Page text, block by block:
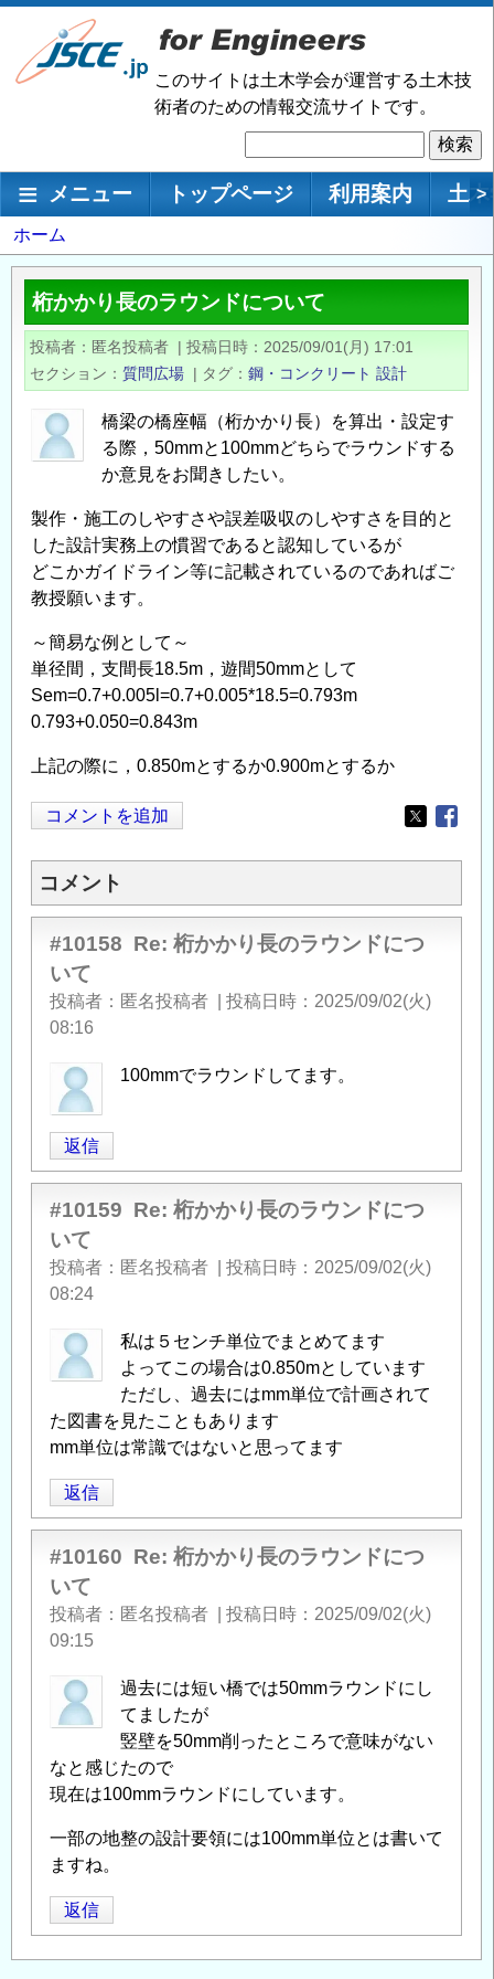
メ
ン
移
このサイトは土木学会が運営する土木技
術者のための情報交流サイトです。
索
メインナビゲーション
メニュー トップページ 利用案内 土 >
パ
ン
く
ず
ホーム
桁かかり長のラウンドについて
投稿者 匿名投稿者 | 投稿日時
2025/09/01(月) 17:01
セクション
質問広場 | タグ 鋼・コンクリート 設計
橋梁の橋座幅（桁かかり長）を算出・設定す
る際，50mmと100mmどちらでラウンドする
か意見をお聞きしたい。
製作・施工のしやすさや誤差吸収のしやすさを目的と
した設計実務上の慣習であると認知しているが
どこかガイドライン等に記載されているのであればご
教授願います。
～簡易な例として～
単径間，支間長18.5m，遊間50mmとして
Sem=0.7+0.005l=0.7+0.005*18.5=0.793m
0.793+0.050=0.843m
上記の際に，0.850mとするか0.900mとするか
コメントを追加
Opens in
コメント
#10158 Re: 桁かかり長のラウンドにつ
いて
投稿者 匿名投稿者 投稿日時
2025/09/02(火)
08:16
100mmでラウンドしてます。
返信
#10159 Re: 桁かかり長のラウンドにつ
いて
投稿者 匿名投稿者 投稿日時
2025/09/02(火)
08:24
私は５センチ単位でまとめてます
よってこの場合は0.850mとしています
ただし、過去にはmm単位で計画されて
た図書を見たこともあります
mm単位は常識ではないと思ってます
返信
#10160 Re: 桁かかり長のラウンドにつ
いて
投稿者 匿名投稿者 投稿日時
2025/09/02(火)
09:15
過去には短い橋では50mmラウンドにし
てましたが
竪壁を50mm削ったところで意味がない
なと感じたので
現在は100mmラウンドにしています。
一部の地整の設計要領には100mm単位とは書いて
ますね。
返信